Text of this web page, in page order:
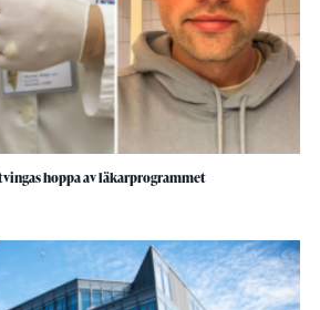
hoppa av läkarprogrammet